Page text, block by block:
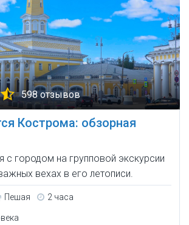
598 отзывов
Кострома: обзорная
с городом на групповой экскурсии
вехах в его летописи.
Пешая 2 часа